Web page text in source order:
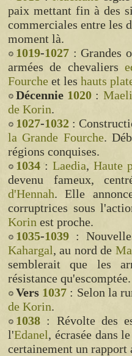
paix mettant fin à des
commerciales entre les
moment là.
1019-1027 : Grandes
armées de chevaliers
Fourche et les hauts
Décennie 1020 :
de Korin.
1027-1032 :
la Grande Fourche.
régions conquises.
1034 : Laedia, Haute
devenu fameux,
d'Hennah. Elle
corruptrices sous
Korin est proche.
1035-1039 :
Kahargal, au nord de
semblerait que les
résistance qu'escomptée.
Vers 1037 : Selon la
de Korin.
1038 : Révolte des
l'Edanel, écrasée dans
certainement un